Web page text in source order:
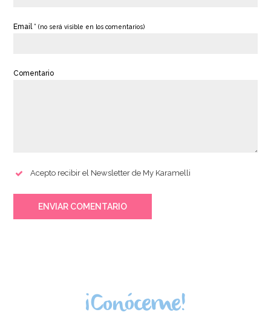
Email *(no será visible en los comentarios)
Comentario
Acepto recibir el Newsletter de My Karamelli
ENVIAR COMENTARIO
¡Conóceme!